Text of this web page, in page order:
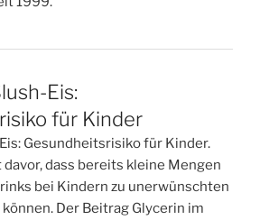
Eis:
für Kinder
Gesundheitsrisiko für Kinder.
dass bereits kleine Mengen
bei Kindern zu unerwünschten
Der Beitrag Glycerin im